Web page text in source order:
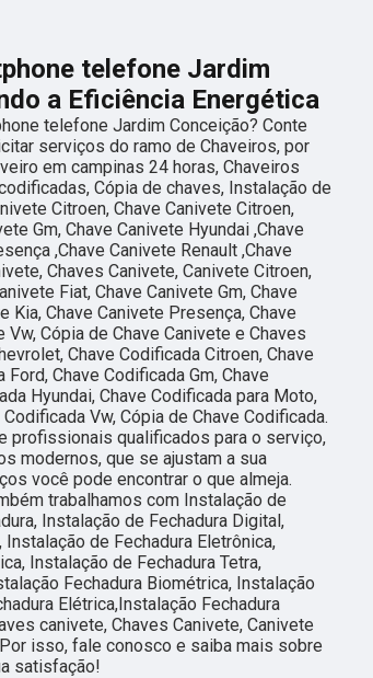
telefone Jardim
a Eficiência Energética
telefone Jardim Conceição? Conte
serviços do ramo de Chaveiros, por
em campinas 24 horas, Chaveiros
Cópia de chaves, Instalação de
Citroen, Chave Canivete Citroen,
Gm, Chave Canivete Hyundai ,Chave
,Chave Canivete Renault ,Chave
Chaves Canivete, Canivete Citroen,
Fiat, Chave Canivete Gm, Chave
Kia, Chave Canivete Presença, Chave
Vw, Cópia de Chave Canivete e Chaves
Chave Codificada Citroen, Chave
Chave Codificada Gm, Chave
Hyundai, Chave Codificada para Moto,
Vw, Cópia de Chave Codificada.
profissionais qualificados para o serviço,
modernos, que se ajustam a sua
você pode encontrar o que almeja.
trabalhamos com Instalação de
Instalação de Fechadura Digital,
de Fechadura Eletrônica,
Instalação de Fechadura Tetra,
Fechadura Biométrica, Instalação
Elétrica,Instalação Fechadura
canivete, Chaves Canivete, Canivete
isso, fale conosco e saiba mais sobre
satisfação!